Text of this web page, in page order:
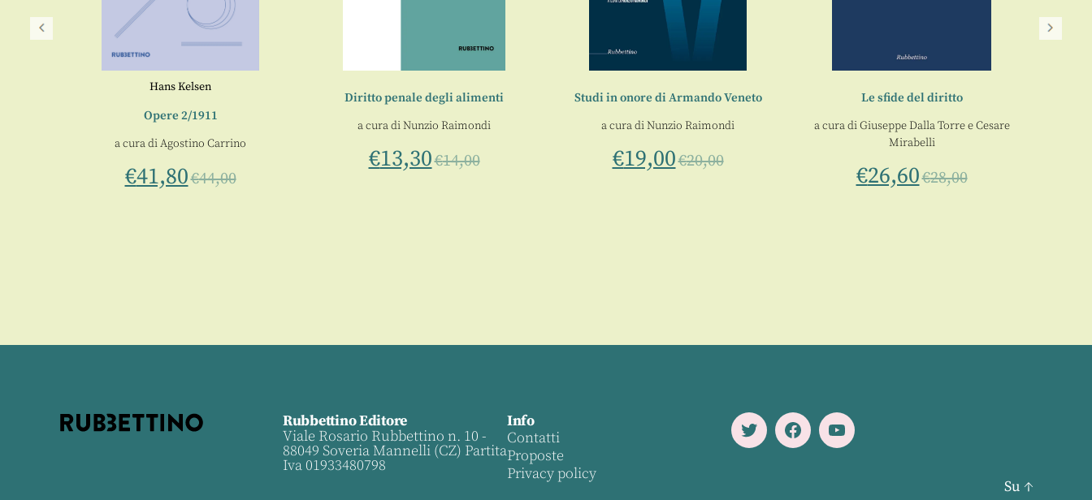
Hans Kelsen
Opere 2/1911
a cura diAgostino Carrino
€41,80€44,00
Diritto penale degli alimenti
a cura diNunzio Raimondi
€13,30€14,00
Studi in onore di Armando Veneto
a cura diNunzio Raimondi
€19,00€20,00
Le sfide del diritto
a cura diGiuseppe Dalla TorreeCesare
Mirabelli
€26,60€28,00
Il
Rubbettino Editore
Viale Rosario Rubbettino n. 10 -
88049 Soveria Mannelli (CZ) Partita
Iva 01933480798
Info
Contatti
Proposte
Privacy policy
TwitterFacebookYoutube
Su ↑